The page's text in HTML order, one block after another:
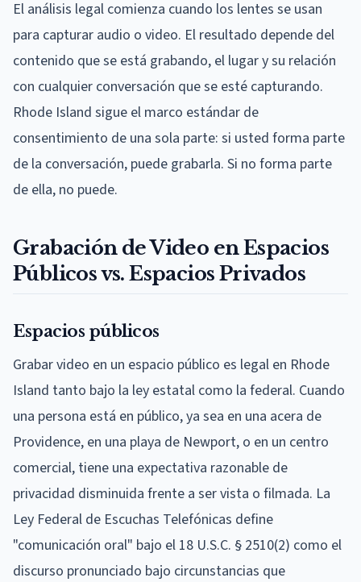
El análisis legal comienza cuando los lentes se usan
para capturar audio o video. El resultado depende del
contenido que se está grabando, el lugar y su relación
con cualquier conversación que se esté capturando.
Rhode Island sigue el marco estándar de
consentimiento de una sola parte: si usted forma parte
de la conversación, puede grabarla. Si no forma parte
de ella, no puede.
Grabación de Video en Espacios
Públicos vs. Espacios Privados
Espacios públicos
Grabar video en un espacio público es legal en Rhode
Island tanto bajo la ley estatal como la federal. Cuando
una persona está en público, ya sea en una acera de
Providence, en una playa de Newport, o en un centro
comercial, tiene una expectativa razonable de
privacidad disminuida frente a ser vista o filmada. La
Ley Federal de Escuchas Telefónicas define
"comunicación oral" bajo el 18 U.S.C. § 2510(2) como el
discurso pronunciado bajo circunstancias que